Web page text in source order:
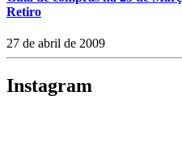
Retiro
27 de abril de 2009
Instagram